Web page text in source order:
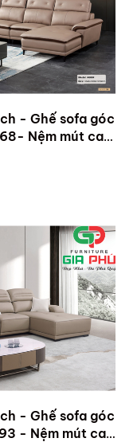
- Ghế sofa góc
Nệm mút cao
- Ghế sofa góc
- Nệm mút cao